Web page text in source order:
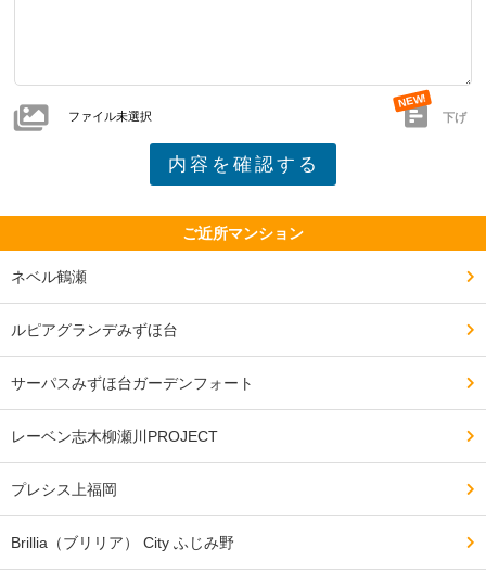
ファイル未選択 下げ
ご近所マンション
ネベル鶴瀬
ルピアグランデみずほ台
サーパスみずほ台ガーデンフォート
レーベン志木柳瀬川PROJECT
プレシス上福岡
Brillia（ブリリア） City ふじみ野